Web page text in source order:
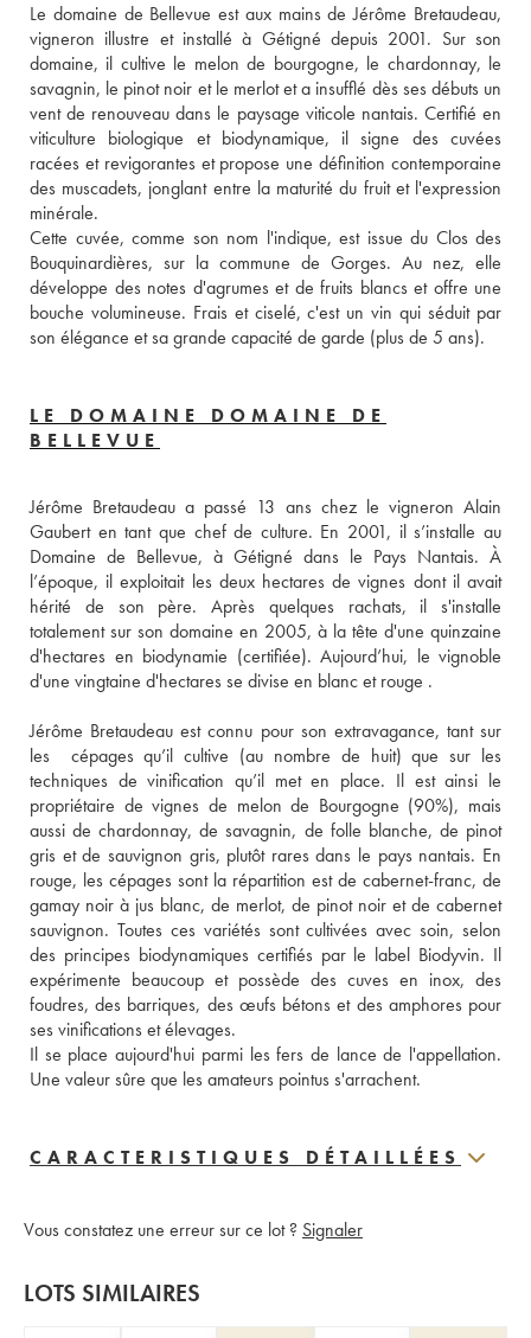
Le domaine de Bellevue est aux mains de Jérôme Bretaudeau,
vigneron illustre et installé à Gétigné depuis 2001. Sur son
domaine, il cultive le melon de bourgogne, le chardonnay, le
savagnin, le pinot noir et le merlot et a insufflé dès ses débuts un
vent de renouveau dans le paysage viticole nantais. Certifié en
viticulture biologique et biodynamique, il signe des cuvées
racées et revigorantes et propose une définition contemporaine
des muscadets, jonglant entre la maturité du fruit et l'expression
minérale.
Cette cuvée, comme son nom l'indique, est issue du Clos des
Bouquinardières, sur la commune de Gorges. Au nez, elle
développe des notes d'agrumes et de fruits blancs et offre une
bouche volumineuse. Frais et ciselé, c'est un vin qui séduit par
LE DOMAINE DOMAINE DE
BELLEVUE
Jérôme Bretaudeau a passé 13 ans chez le vigneron Alain
Gaubert en tant que chef de culture. En 2001, il s’installe au
Domaine de Bellevue, à Gétigné dans le Pays Nantais. À
l’époque, il exploitait les deux hectares de vignes dont il avait
hérité de son père. Après quelques rachats, il s'installe
totalement sur son domaine en 2005, à la tête d'une quinzaine
d'hectares en biodynamie (certifiée). Aujourd’hui, le vignoble
d'une vingtaine d'hectares se divise en blanc et rouge .
Jérôme Bretaudeau est connu pour son extravagance, tant sur
les  cépages qu’il cultive (au nombre de huit) que sur les
techniques de vinification qu’il met en place. Il est ainsi le
propriétaire de vignes de melon de Bourgogne (90%), mais
aussi de chardonnay, de savagnin, de folle blanche, de pinot
gris et de sauvignon gris, plutôt rares dans le pays nantais. En
rouge, les cépages sont la répartition est de cabernet-franc, de
gamay noir à jus blanc, de merlot, de pinot noir et de cabernet
sauvignon. Toutes ces variétés sont cultivées avec soin, selon
des principes biodynamiques certifiés par le label Biodyvin. Il
expérimente beaucoup et possède des cuves en inox, des
foudres, des barriques, des œufs bétons et des amphores pour
ses vinifications et élevages.
Il se place aujourd'hui parmi les fers de lance de l'appellation.
Une valeur sûre que les amateurs pointus s'arrachent.
CARACTERISTIQUES DÉTAILLÉES
Vous constatez une erreur sur ce lot ? Signaler
LOTS SIMILAIRES